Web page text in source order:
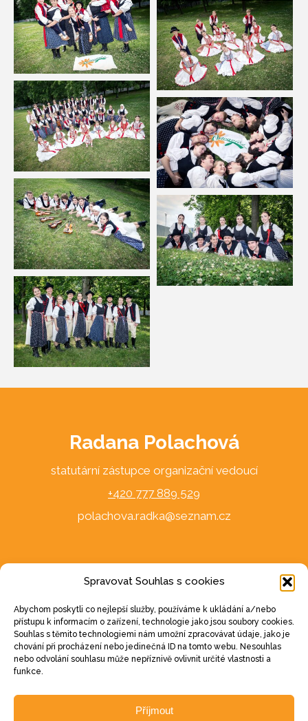
Spravovat Souhlas s cookies
Abychom poskytli co nejlepší služby, používáme k ukládání a/nebo
přístupu k informacím o zařízení, technologie jako jsou soubory cookies.
Souhlas s těmito technologiemi nám umožní zpracovávat údaje, jako je
chování při procházení nebo jedinečná ID na tomto webu. Nesouhlas
nebo odvolání souhlasu může nepříznivě ovlivnit určité vlastnosti a
funkce.
Příjmout
Radana Polachová
statutární zástupce organizační vedoucí
+420 777 889 529
polachova.radka@seznam.cz
DFS Ostravička
ostravicka@seznam.cz
Podpuklí 283